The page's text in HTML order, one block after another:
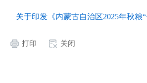
关于印发《内蒙古自治区2025年秋粮
打印 关闭